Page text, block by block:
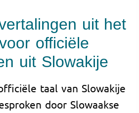
uit het
officiële
uit Slowakije
taal van Slowakije
door Slowaakse